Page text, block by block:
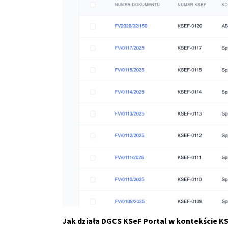
Jak działa DGCS KSeF Portal w kontekście